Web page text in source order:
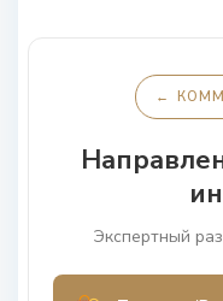
←
Экспертный